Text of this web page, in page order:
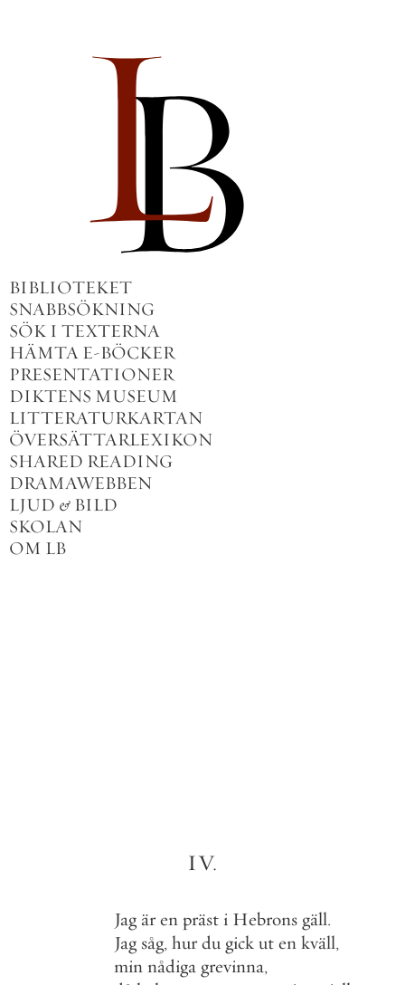
BIBLIOTEKET
SNABBSÖKNING
SÖK I TEXTERNA
HÄMTA E-BÖCKER
PRESENTATIONER
DIKTENS MUSEUM
LITTERATURKARTAN
ÖVERSÄTTARLEXIKON
SHARED READING
DRAMAWEBBEN
LJUD & BILD
SKOLAN
OM LB
IV.
Jag är en präst i Hebrons gäll.
Jag såg, hur du gick ut en kväll,
min nådiga grevinna,